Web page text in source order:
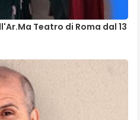
Teatro di Roma dal 13